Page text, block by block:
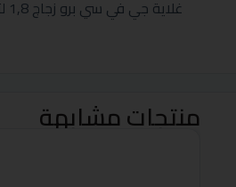
غلاية جي في سي برو زجاج 1,8 لتر قاعدة اسود GVCKT2185+ حبة مجانا
منتجات مشابهة